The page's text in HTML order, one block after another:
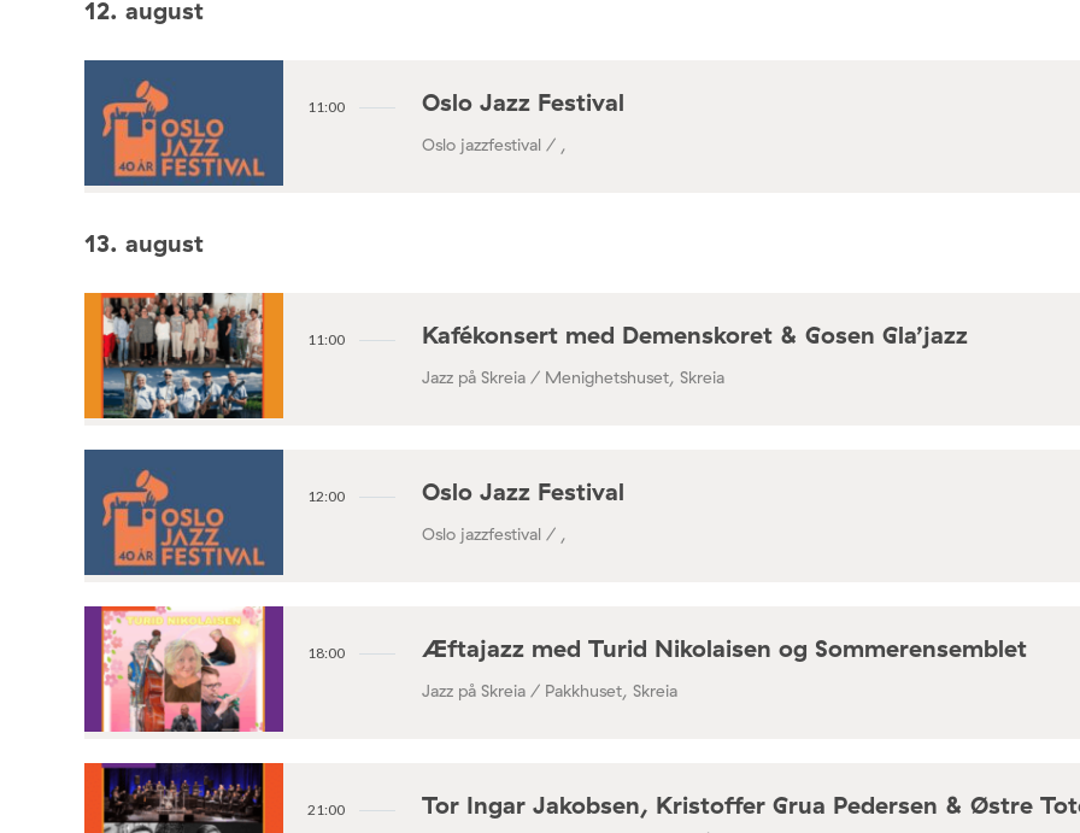
12. august
11:00 Oslo Jazz Festival
Oslo jazzfestival / ,
13. august
11:00 Kafékonsert med Demenskoret & Gosen Gla’jazz
Jazz på Skreia / Menighetshuset, Skreia
12:00 Oslo Jazz Festival
Oslo jazzfestival / ,
18:00 Æftajazz med Turid Nikolaisen og Sommerensemblet
Jazz på Skreia / Pakkhuset, Skreia
21:00
Tor Ingar Jakobsen, Kristoffer Grua Pedersen & Østre